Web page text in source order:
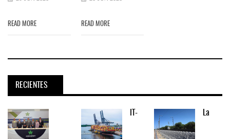
READ MORE READ MORE
RECIENTES
IT- La